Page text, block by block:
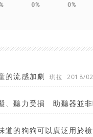
0%
0%
的流感加劇 琪拉 2018/
、聽力受損 助聽器並
道的狗狗可以廣泛用於